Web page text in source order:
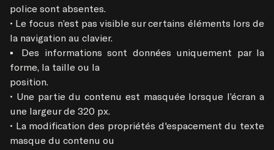
police sont absentes.
• Le focus n’est pas visible sur certains éléments lors de
la navigation au clavier.
▪ Des informations sont données uniquement par la
forme, la taille ou la
position.
• Une partie du contenu est masquée lorsque l’écran a
une largeur de 320 px.
• La modification des propriétés d'espacement du texte
masque du contenu ou